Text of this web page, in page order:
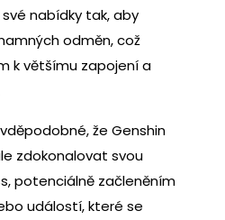
nabídky tak, aby
odměn, což
k většímu zapojení a
že Genshin
zdokonalovat svou
potenciálně začleněním
událostí, které se